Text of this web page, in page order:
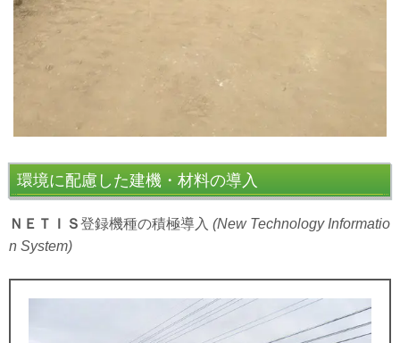
環境に配慮した建機・材料の導入
ＮＥＴＩＳ登録機種の積極導入 (New Technology Informatio
n System)